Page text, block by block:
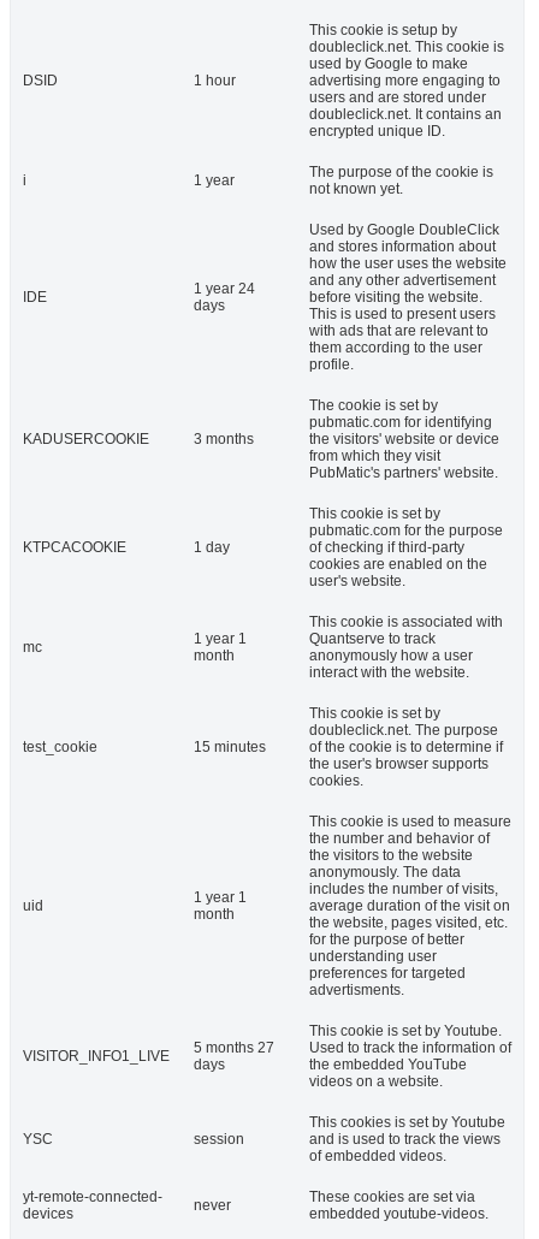
DSID 1 hour
This cookie is setup by
doubleclick.net. This cookie is
used by Google to make
advertising more engaging to
users and are stored under
doubleclick.net. It contains an
encrypted unique ID.
i 1 year
The purpose of the cookie is
not known yet.
IDE
1 year 24
days
Used by Google DoubleClick
and stores information about
how the user uses the website
and any other advertisement
before visiting the website.
This is used to present users
with ads that are relevant to
them according to the user
profile.
KADUSERCOOKIE 3 months
The cookie is set by
pubmatic.com for identifying
the visitors' website or device
from which they visit
PubMatic's partners' website.
KTPCACOOKIE 1 day
This cookie is set by
pubmatic.com for the purpose
of checking if third-party
cookies are enabled on the
user's website.
mc
1 year 1
month
This cookie is associated with
Quantserve to track
anonymously how a user
interact with the website.
test_cookie 15 minutes
This cookie is set by
doubleclick.net. The purpose
of the cookie is to determine if
the user's browser supports
cookies.
uid
1 year 1
month
This cookie is used to measure
the number and behavior of
the visitors to the website
anonymously. The data
includes the number of visits,
average duration of the visit on
the website, pages visited, etc.
for the purpose of better
understanding user
preferences for targeted
advertisments.
VISITOR_INFO1_LIVE
5 months 27
days
This cookie is set by Youtube.
Used to track the information of
the embedded YouTube
videos on a website.
YSC session
This cookies is set by Youtube
and is used to track the views
of embedded videos.
yt-remote-connected-
devices
never
These cookies are set via
embedded youtube-videos.